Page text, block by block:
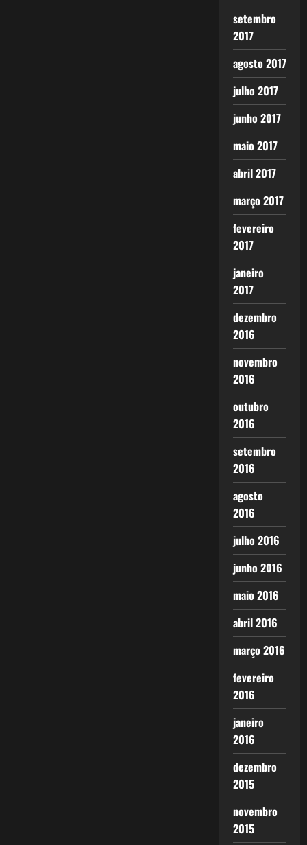
setembro
2017
agosto 2017
julho 2017
junho 2017
maio 2017
abril 2017
março 2017
fevereiro
2017
janeiro
2017
dezembro
2016
novembro
2016
outubro
2016
setembro
2016
agosto
2016
julho 2016
junho 2016
maio 2016
abril 2016
março 2016
fevereiro
2016
janeiro
2016
dezembro
2015
novembro
2015